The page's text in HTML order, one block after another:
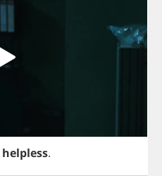
helpless.